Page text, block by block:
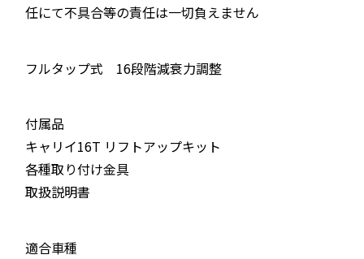
任にて不具合等の責任は一切負えません
フルタップ式 16段階減衰力調整
付属品
キャリイ16T リフトアップキット
各種取り付け金具
取扱説明書
適合車種